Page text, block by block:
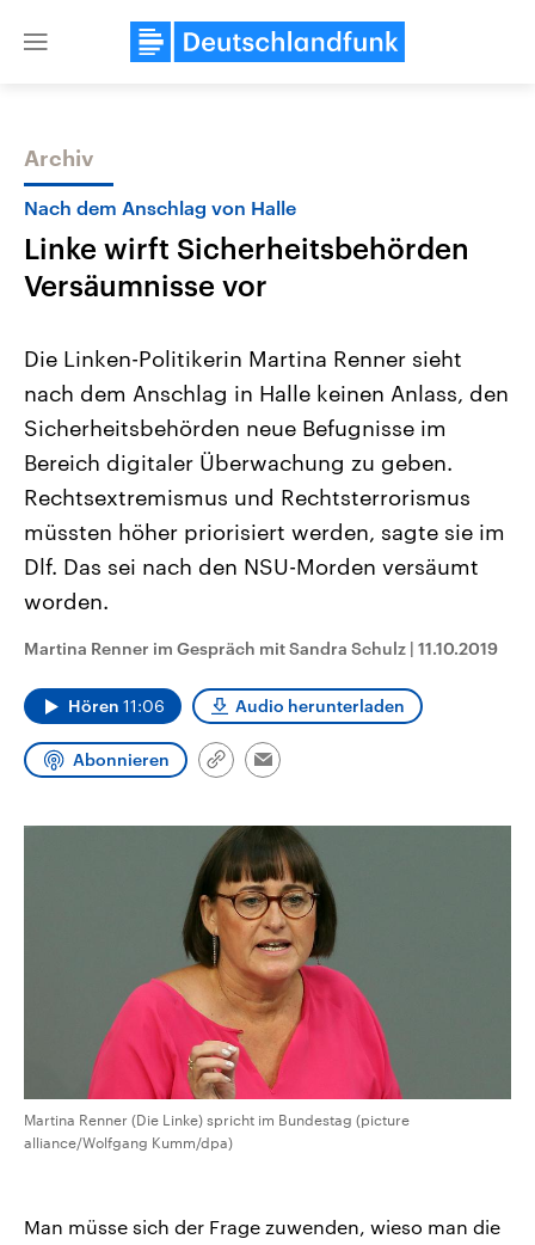
Close
Themen
Landtagswahl Sachsen-Anhalt
2026
Alle Informationen
Sachsen-Anhalt wählt am 6.
September 2026 einen neuen
Landtag. Seit 2021 wird das
Bundesland von einer Koalition aus
CDU, SPD und FDP regiert.-
Umfragen, Prognosen,
Wahlprogramme, aktuelle Berichte
und Hintergründe zu den Parteien
Wahl.
USA
Aktuelle Beiträge,
Hintergründe
Wirtschaftlich und
gehören die Vereinigten
den mächtigsten Ländern
mit großem Einfluss auf
aktuelle Weltgeschehen.
Sendungen
Archiv
Nach dem Anschlag von Halle
Linke wirft Sicherheitsbehörden
Versäumnisse vor
Die Linken-Politikerin Martina Renner sieht
nach dem Anschlag in Halle keinen Anlass, den
Sicherheitsbehörden neue Befugnisse im
Bereich digitaler Überwachung zu geben.
Rechtsextremismus und Rechtsterrorismus
müssten höher priorisiert werden, sagte sie im
Dlf. Das sei nach den NSU-Morden versäumt
worden.
Martina Renner im Gespräch mit Sandra Schulz | 11.10.2019
Hören 11:06 Audio herunterladen
Abonnieren
Link
Email
Martina Renner (Die Linke) spricht im Bundestag (picture
alliance/Wolfgang Kumm/dpa)
Man müsse sich der Frage zuwenden, wieso man die